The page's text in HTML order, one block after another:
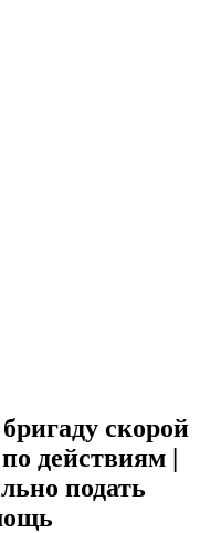
скорой
действиям |
подать